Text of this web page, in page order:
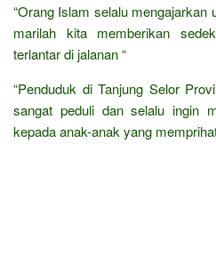
“Orang Islam selalu mengajarkan
marilah kita memberikan
terlantar di jalanan “
“Penduduk di Tanjung Selor
sangat peduli dan selalu ingin
kepada anak-anak yang